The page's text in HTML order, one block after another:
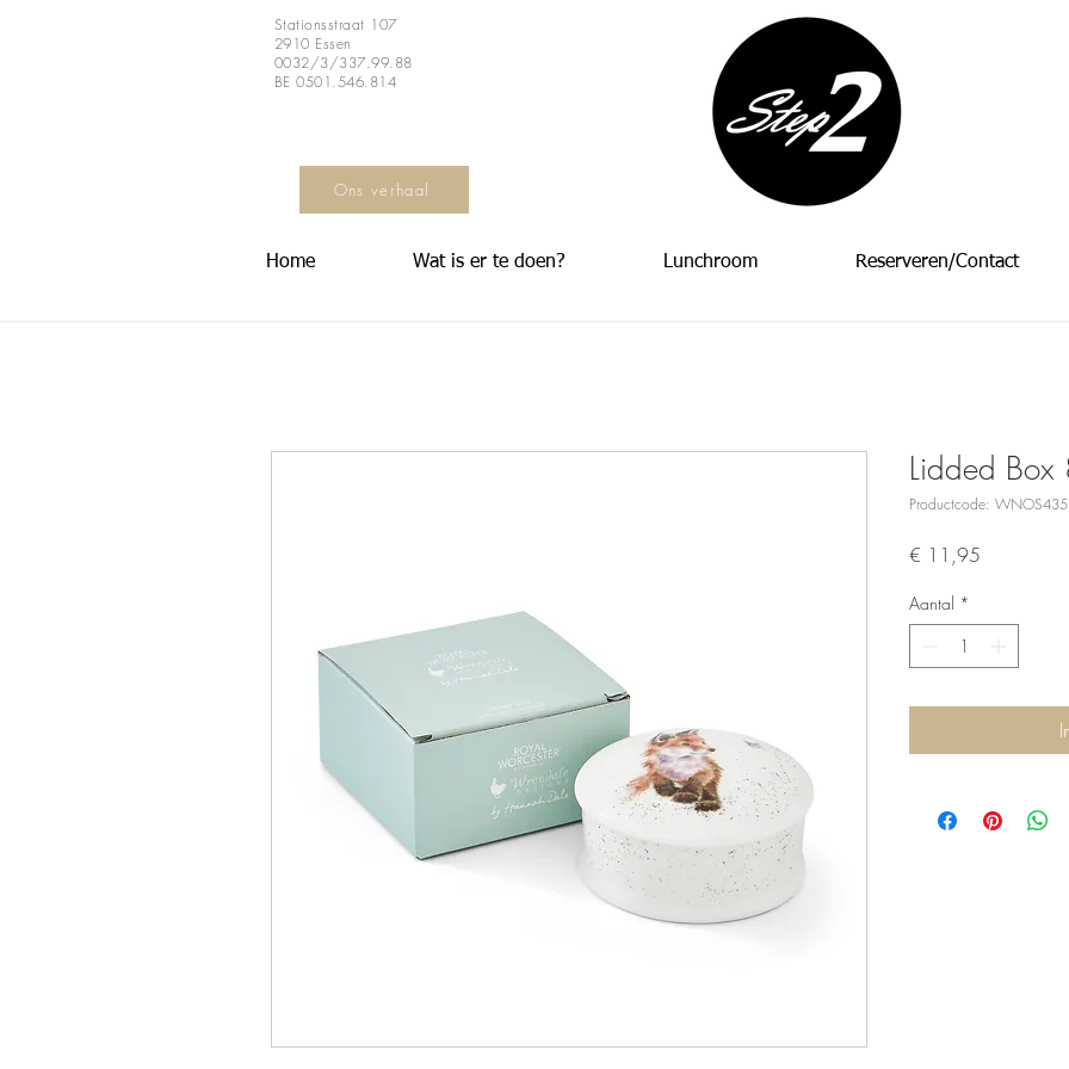
Stationsstraat 107
2910 Essen
0032/3/337.99.88
BE 0501.546.814
Ons verhaal
Home Wat is er te doen? Lunchroom Reserveren/Contact
Lidded Box
Productcode:
€ 11,95
Aantal *